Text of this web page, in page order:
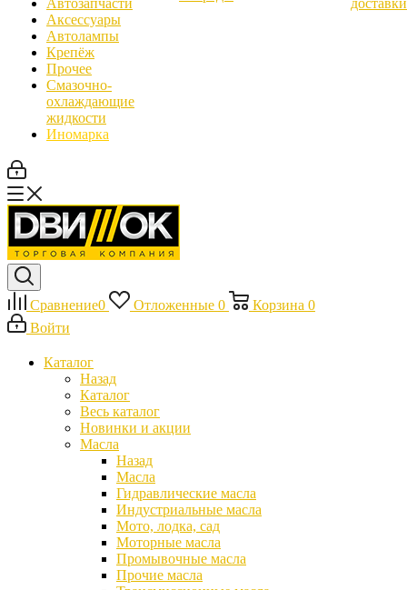
Автозапчасти
Аксессуары
Автолампы
Крепёж
Прочее
Смазочно-
охлаждающие
жидкости
Иномарка
доставки
Сравнение0 Отложенные 0 Корзина 0
Войти
Каталог
Назад
Каталог
Весь каталог
Новинки и акции
Масла
Назад
Масла
Гидравлические масла
Индустриальные масла
Мото, лодка, сад
Моторные масла
Промывочные масла
Прочие масла